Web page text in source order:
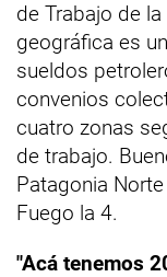
de Trabajo de
geográfica es
sueldos
convenios
cuatro zonas
de trabajo.
Patagonia
Fuego la 4.
"Acá tenemos